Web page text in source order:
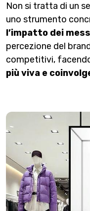
Non si tratta di un
uno strumento
l’impatto dei
percezione del
competitivi,
più viva e